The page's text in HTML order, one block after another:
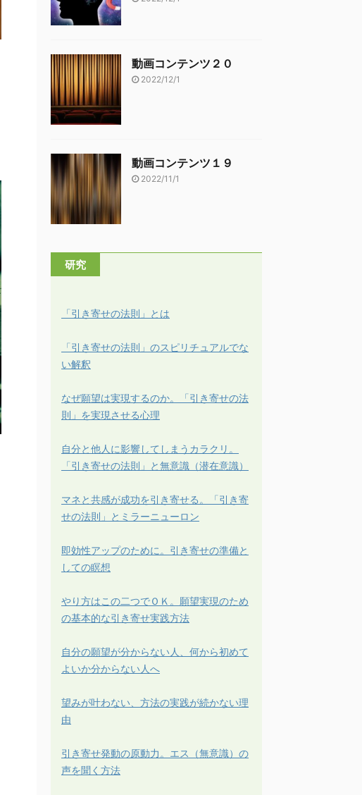
動画コンテンツ２０
2022/12/1
動画コンテンツ１９
2022/11/1
研究
「引き寄せの法則」とは
「引き寄せの法則」のスピリチュアルでな
い解釈
なぜ願望は実現するのか。「引き寄せの法
則」を実現させる心理
自分と他人に影響してしまうカラクリ。
「引き寄せの法則」と無意識（潜在意識）
マネと共感が成功を引き寄せる。「引き寄
せの法則」とミラーニューロン
即効性アップのために。引き寄せの準備と
しての瞑想
やり方はこの二つでＯＫ。願望実現のため
の基本的な引き寄せ実践方法
自分の願望が分からない人、何から初めて
よいか分からない人へ
望みが叶わない、方法の実践が続かない理
由
引き寄せ発動の原動力。エス（無意識）の
声を聞く方法